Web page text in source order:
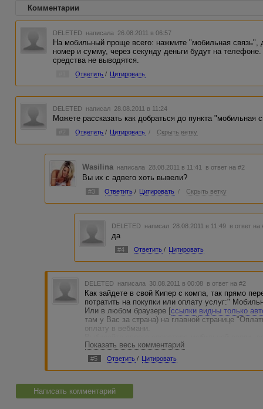
Комментарии
DELETED написала 26.08.2011 в 06:57
На мобильный проще всего: нажмите "мобильная связь",
номер и сумму, через секунду деньги будут на
средства не выводятся.
Ответить / Цитировать
DELETED написал 28.08.2011 в 11:24
Можете рассказать как добраться до пункта "мобильная
#2 Ответить / Цитировать / Скрыть ветку
Wasilina написала 28.08.2011 в 11:41 в ответ на #2
Вы их с адвего хоть вывели?
#3 Ответить / Цитировать / Скрыть ветку
DELETED написал 28.08.2011 в 11:49 в ответ на
да
#4 Ответить / Цитировать
DELETED написала 30.08.2011 в 00:08 в ответ на #2
Как зайдете в свой Кипер с компа, так прямо
потратить на покупки или оплату услуг:"
Или в любом браузере [ссылки видны только
там у Вас за страна) на главной странице
оплату в вебмани.
Показать весь комментарий
#5 Ответить / Цитировать
Написать комментарий